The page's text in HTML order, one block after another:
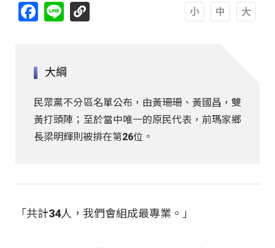
Facebook
Line
大綱
民眾黨不分區名單公布，由黃珊珊、黃國昌，雙
黃打頭陣；至於當中唯一的原民代表，前瑪家鄉
長梁明輝則被排在第26位。
「共計34人，我們會組成最專業。」